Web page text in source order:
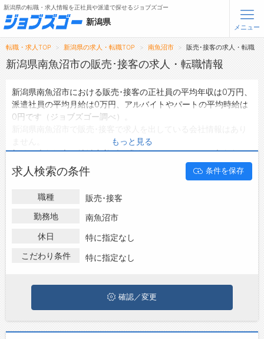
無料会員登録 ログイン
メニュー
トップ
転職支援サービスについて
転職ノウハウ(応募書類の書き方・面接対策など)
ジョブズゴーについて
会社概要
新潟県の転職・求人情報を正社員や派遣で探せるジョブズゴー
新潟県
メニュー
転職・求人TOP 新潟県の求人・転職TOP 南魚沼市 販売･接客の求人・転職
新潟県南魚沼市の販売･接客の求人・転職情報
新潟県南魚沼市における販売･接客の正社員の平均年収は0万円、
派遣社員の平均月給は0万円、アルバイトやパートの平均時給は
0円です（ジョブズゴー調べ）。
新潟県南魚沼市の地域密着型の求人サイトであるジョブズゴーで
は新潟県南魚沼市の求人情報を0件取り扱っており、そのうち正
社員の求人は0件、 派遣社員の求人
アルバイト・パート
は0件です。
ハローワークにはない求人も多数扱っており、転職だけでなく、
第二新卒から50代・60代以上の方の再就職も可能です。 新潟県
興味のある職種に応募してみてくださいね。
もっと見る
求人検索の条件 条件を保存
職種
販売･接客
勤務地
南魚沼市
休日
特に指定なし
こだわり条件
特に指定なし
確認／変更